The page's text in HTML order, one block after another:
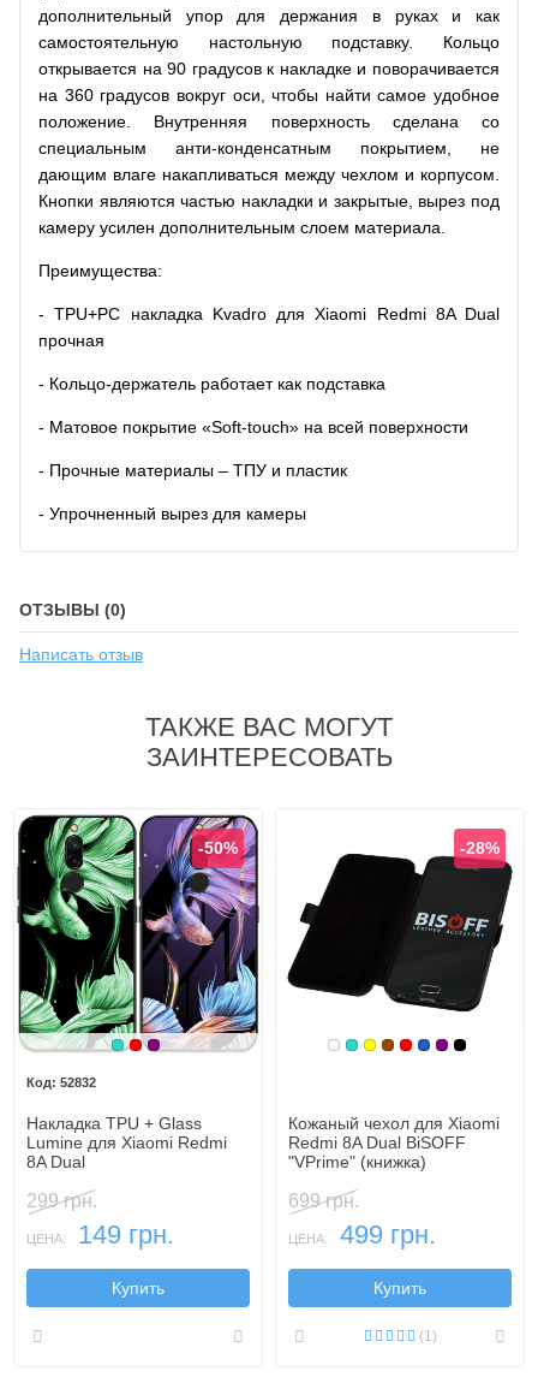
дополнительный упор для держания в руках и как
самостоятельную настольную подставку. Кольцо
открывается на 90 градусов к накладке и поворачивается
на 360 градусов вокруг оси, чтобы найти самое удобное
положение. Внутренняя поверхность сделана со
специальным анти-конденсатным покрытием, не
дающим влаге накапливаться между чехлом и корпусом.
Кнопки являются частью накладки и закрытые, вырез под
камеру усилен дополнительным слоем материала.
Преимущества:
- TPU+PC накладка Kvadro для Xiaomi Redmi 8A Dual
прочная
- Кольцо-держатель работает как подставка
- Матовое покрытие «Soft-touch» на всей поверхности
- Прочные материалы – ТПУ и пластик
- Упрочненный вырез для камеры
ОТЗЫВЫ (0)
Написать отзыв
ТАКЖЕ ВАС МОГУТ
ЗАИНТЕРЕСОВАТЬ
Бирюзовый
Красный
Фиолетовый, темный
-50%
52832
Накладка TPU + Glass
Lumine для Xiaomi Redmi
8A Dual
299 грн.
ЦЕНА: 149 грн.
Купить
Белый
Бирюзовый
Желтый
Коричневый
Красный
Синий,Черный
-28%
Кожаный чехол для Xiaomi
Redmi 8A Dual BiSOFF
"VPrime" (книжка)
699 грн.
ЦЕНА: 499 грн.
Купить
(1)